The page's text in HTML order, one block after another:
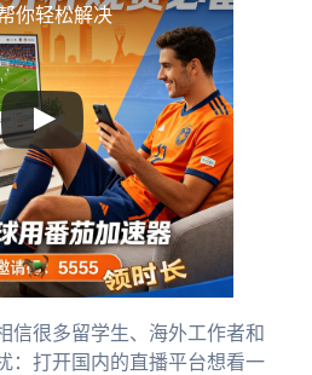
你轻松解决
信很多留学生、海外工作者和
：打开国内的直播平台想看一